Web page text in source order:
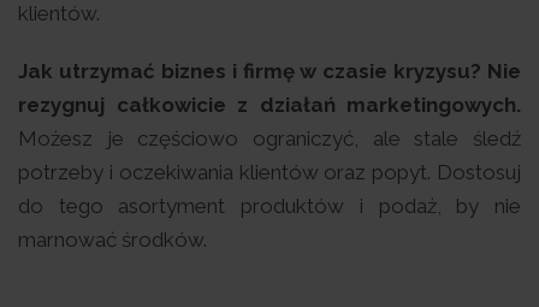
klientów.
Jak utrzymać biznes i firmę w czasie kryzysu? Nie
rezygnuj całkowicie z działań marketingowych.
Możesz je częściowo ograniczyć, ale stale śledź
potrzeby i oczekiwania klientów oraz popyt. Dostosuj
do tego asortyment produktów i podaż, by nie
marnować środków.